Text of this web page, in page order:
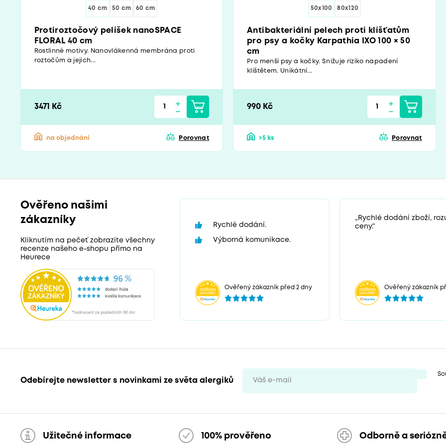
40 cm 50 cm 60 cm
Protiroztočový pelíšek nanoSPACE
FLORAL 40 cm
Rostlinné motivy. Nanovlákenná membrána proti
roztočům a jejich...
3471 Kč
na objednání Porovnat
50x100 80x120
Antibakteriální pelech proti klíšťatům
pro psy a kočky Karpathia IXO 100 × 50
cm
Pro menší psy a kočky. Snižuje riziko napadení
klíštětem. Unikátní...
990 Kč
>5 ks Porovnat
Ověřeno našimi
zákazníky
Kliknutím na pečeť zobrazíte všechny
recenze našeho e-shopu přímo na
Heurece
Rychlé dodání.
Výborná komunikace.
Ověřený zákazník před 2 dny
„Rychlé dodání zboží,
ceny.“
Ověřený zákazník
Odebírejte newsletter s novinkami ze světa alergiků
Užitečné informace 100% prověřeno Odborně a